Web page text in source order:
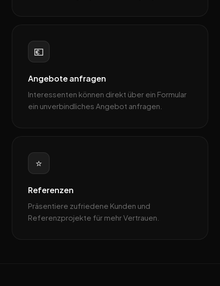
💶
Angebote anfragen
Interessenten können direkt über ein Formular
ein unverbindliches Angebot anfragen.
⭐
Referenzen
Präsentiere zufriedene Kunden und
Referenzprojekte für mehr Vertrauen.